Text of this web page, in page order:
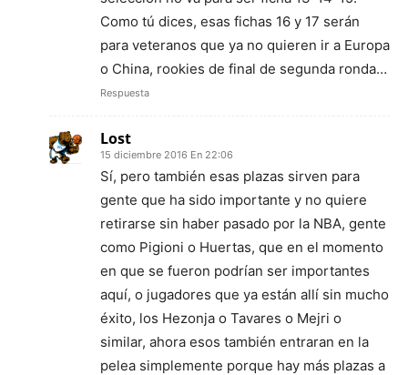
Como tú dices, esas fichas 16 y 17 serán
para veteranos que ya no quieren ir a Europa
o China, rookies de final de segunda ronda…
Respuesta
Lost
15 diciembre 2016 En 22:06
Sí, pero también esas plazas sirven para
gente que ha sido importante y no quiere
retirarse sin haber pasado por la NBA, gente
como Pigioni o Huertas, que en el momento
en que se fueron podrían ser importantes
aquí, o jugadores que ya están allí sin mucho
éxito, los Hezonja o Tavares o Mejri o
similar, ahora esos también entraran en la
pelea simplemente porque hay más plazas a